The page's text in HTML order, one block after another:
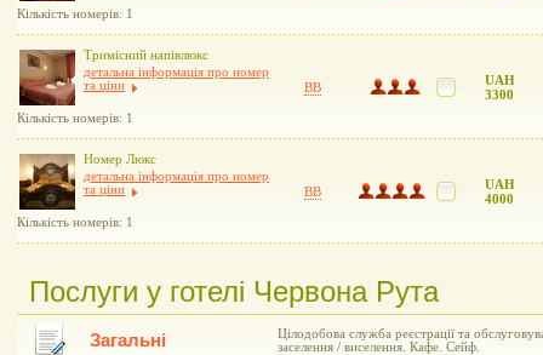
Кількість номерів: 1
Тримісний напівлюкс
детальна інформація про номер
та ціни
Кількість номерів: 1
BB
UAH
3300
Номер Люкс
детальна інформація про номер
та ціни
Кількість номерів: 1
BB
UAH
4000
Послуги у готелі Червона Рута
Загальні
Цілодобова служба реєстрації та
заселення / виселення. Кафе. Сейф.